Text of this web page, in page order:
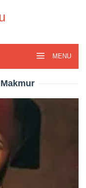
MENU